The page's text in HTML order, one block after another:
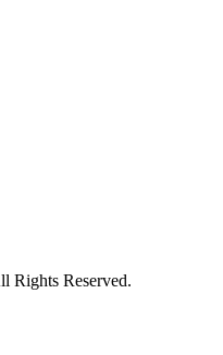
Rights Reserved.